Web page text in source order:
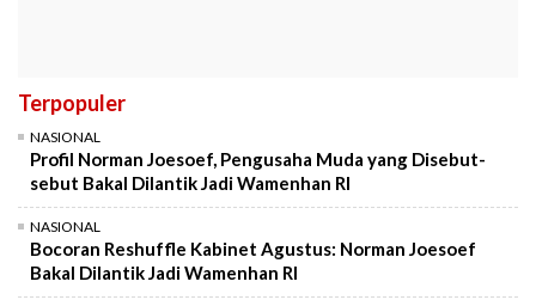
Terpopuler
NASIONAL
Profil Norman Joesoef, Pengusaha Muda yang Disebut-
sebut Bakal Dilantik Jadi Wamenhan RI
NASIONAL
Bocoran Reshuffle Kabinet Agustus: Norman Joesoef
Bakal Dilantik Jadi Wamenhan RI